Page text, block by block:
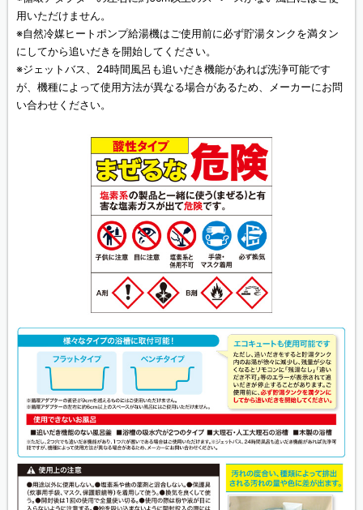
用いただけません。
※自然冷媒ヒートポンプ給湯機はご使用前に必ず貯湯タンクを満タン
にしてから追いだきを開始してください。
※ジェットバス、24時間風呂も追いだき機能があれば洗浄可能です
が、機種によって使用方法が異なる場合があるため、メーカーにお問
い合わせください。